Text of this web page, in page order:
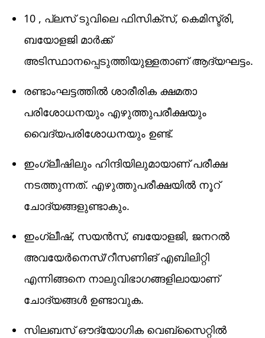
10 , പ്ലസ് ടുവിലെ ഫിസിക്‌സ്, കെമിസ്ട്രി,
ബയോളജി മാർക്ക്
അടിസ്ഥാനപ്പെടുത്തിയുള്ളതാണ് ആദ്യഘട്ടം.
രണ്ടാംഘട്ടത്തിൽ ശാരീരിക ക്ഷമതാ
പരിശോധനയും എഴുത്തുപരീക്ഷയും
വൈദ്യപരിശോധനയും ഉണ്ട്.
ഇംഗ്ലീഷിലും ഹിന്ദിയിലുമായാണ് പരീക്ഷ
നടത്തുന്നത്. എഴുത്തുപരീക്ഷയിൽ നൂറ്
ചോദ്യങ്ങളുണ്ടാകും.
ഇംഗ്ലീഷ്, സയൻസ്, ബയോളജി, ജനറൽ
അവയേർനെസ്/റീസണിങ് എബിലിറ്റി
എന്നിങ്ങനെ നാലുവിഭാഗങ്ങളിലായാണ്
ചോദ്യങ്ങൾ ഉണ്ടാവുക.
സിലബസ് ഔദ്യോഗിക വെബ്‌സൈറ്റിൽ